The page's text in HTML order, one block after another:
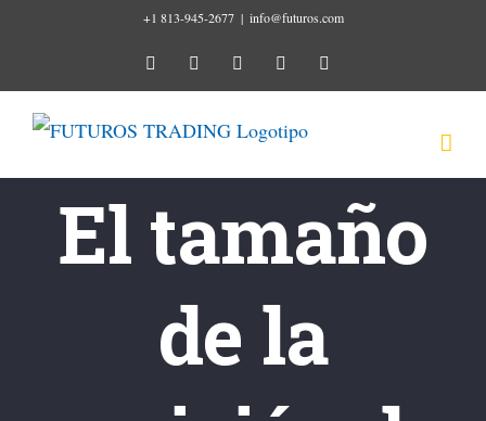
contenido
+1 813-945-2677 | info@futuros.com
instagramyoutube facebooktwitter
El tamaño
de la